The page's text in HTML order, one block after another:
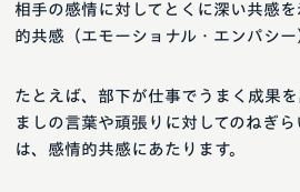
相手の感情に対してとくに深い共感
的共感（エモーショナル・エンパシー
たとえば、部下が仕事でうまく成果
ましの言葉や頑張りに対してのねぎ
は、感情的共感にあたります。